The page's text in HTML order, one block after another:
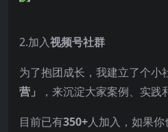
2.加入视频号社群
为了抱团成长，我建立了个小
营」
，来沉淀大家案例、实践
目前已有350+人加入，如果